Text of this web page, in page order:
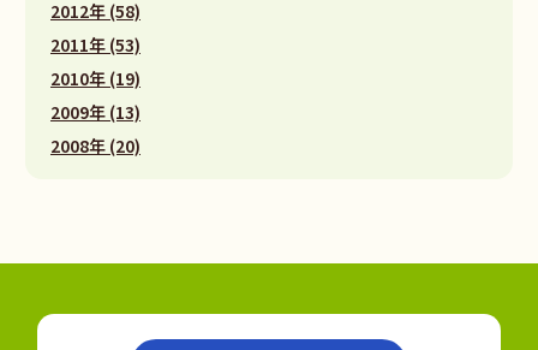
2012年 (58)
2011年 (53)
2010年 (19)
2009年 (13)
2008年 (20)